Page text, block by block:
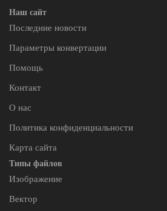
Наш сайт
Последние новости
Параметры конвертации
Помощь
Контакт
О нас
Политика конфиденциальности
Карта сайта
Типы файлов
Изображение
Вектор